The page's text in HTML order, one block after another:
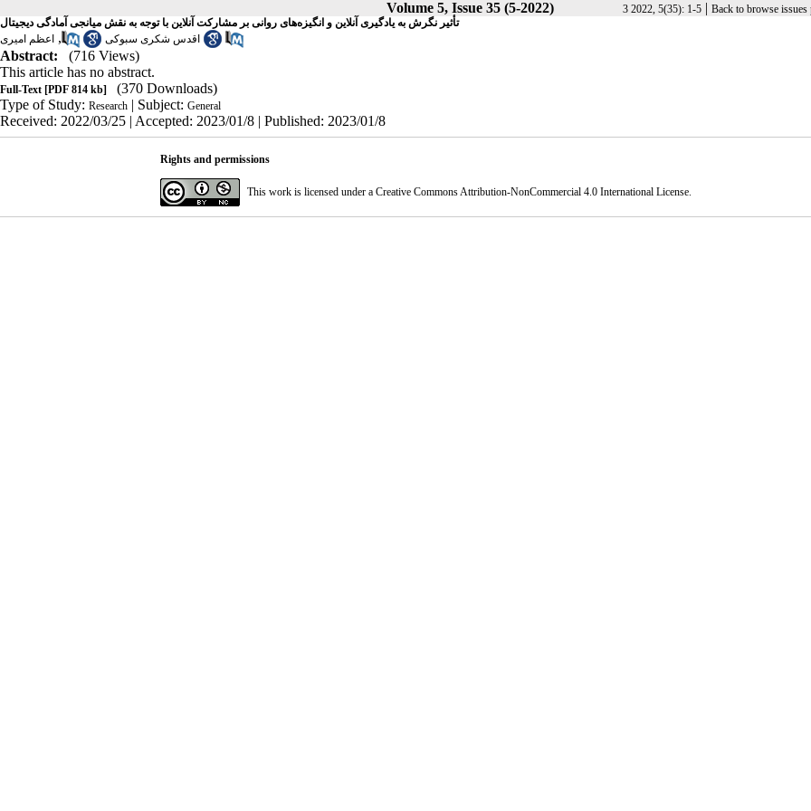
Volume 5, Issue 35 (5-2022) 3 2022, 5(35): 1-5 | Back to browse issues
تأثیر نگرش به یادگیری آنلاین و انگیزه‌های روانی بر مشارکت آنلاین با توجه به نقش میانجی آمادگی دیجیتال
اقدس شکری سبوکی
, اعظم امیری
Abstract:
(716 Views)
This article has no abstract.
Full-Text [PDF 814 kb]
(370 Downloads)
Type of Study: Research | Subject: General
Received: 2022/03/25 | Accepted: 2023/01/8 | Published: 2023/01/8
Rights and permissions
This work is licensed under a Creative Commons Attribution-NonCommercial 4.0 International License.